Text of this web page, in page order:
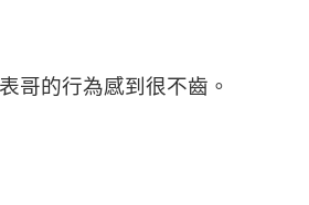
哥的行為感到很不齒。